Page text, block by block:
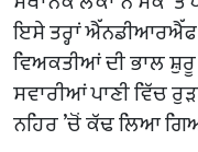
ਇਸੇ ਤਰ੍ਹਾਂ ਐੱਨਡੀਆਰਐੱਫ
ਵਿਅਕਤੀਆਂ ਦੀ ਭਾਲ ਸ਼ੁਰੂ
ਸਵਾਰੀਆਂ ਪਾਣੀ ਵਿੱਚ
ਨਹਿਰ ’ਚੋਂ ਕੱਢ ਲਿਆ